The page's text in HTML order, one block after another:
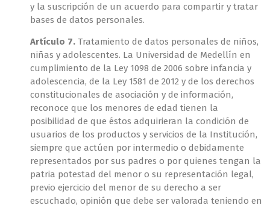
y la suscripción de un acuerdo para compartir y tratar
bases de datos personales.
Artículo 7. Tratamiento de datos personales de niños,
niñas y adolescentes. La Universidad de Medellín en
cumplimiento de la Ley 1098 de 2006 sobre infancia y
adolescencia, de la Ley 1581 de 2012 y de los derechos
constitucionales de asociación y de información,
reconoce que los menores de edad tienen la
posibilidad de que éstos adquirieran la condición de
usuarios de los productos y servicios de la Institución,
siempre que actúen por intermedio o debidamente
representados por sus padres o por quienes tengan la
patria potestad del menor o su representación legal,
previo ejercicio del menor de su derecho a ser
escuchado, opinión que debe ser valorada teniendo en